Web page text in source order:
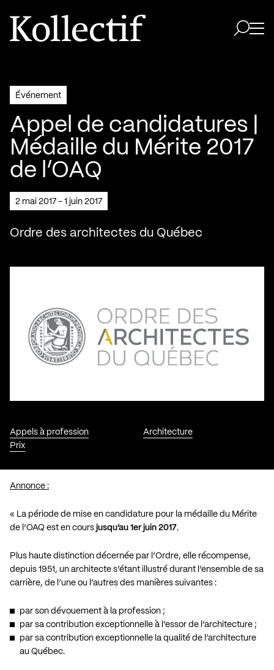
Aller à la page d'accueil
Logo Kollectif
Événement
Appel de candidatures |
Médaille du Mérite 2017
de l’OAQ
2 mai 2017 - 1 juin 2017
Ordre des architectes du Québec
Appels à profession
Prix
Architecture
Annonce :
« La période de mise en candidature pour la médaille du Mérite
de l’OAQ est en cours jusqu’au 1er juin 2017.
Plus haute distinction décernée par l’Ordre, elle récompense,
depuis 1951, un architecte s’étant illustré durant l’ensemble de sa
carrière, de l’une ou l’autres des manières suivantes :
par son dévouement à la profession ;
par sa contribution exceptionnelle à l’essor de l’architecture ;
par sa contribution exceptionnelle la qualité de l’architecture
au Québec.